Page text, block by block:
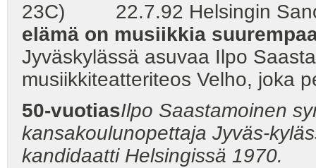
23C) 22.7.92 Helsingin
elämä on musiikkia
Jyväskylässä asuvaa Ilpo
musiikkiteatteriteos Velho, joka
50-vuotiasIlpo Saastamoinen
kansakoulunopettaja Jyväs-
kandidaatti Helsingissä 1970.